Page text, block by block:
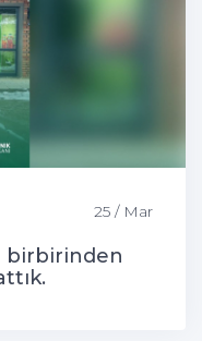
25 / Mar
birbirinden